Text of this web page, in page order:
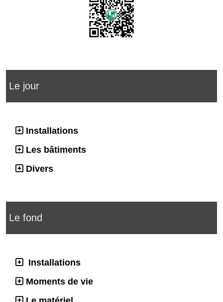
Le jour
Installations
Les bâtiments
Divers
Le fond
Installations
Moments de vie